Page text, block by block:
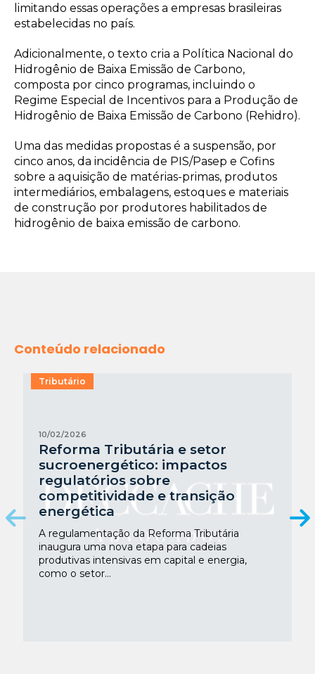
limitando essas operações a empresas brasileiras
estabelecidas no país.
Adicionalmente, o texto cria a Política Nacional do
Hidrogênio de Baixa Emissão de Carbono,
composta por cinco programas, incluindo o
Regime Especial de Incentivos para a Produção de
Hidrogênio de Baixa Emissão de Carbono (Rehidro).
Uma das medidas propostas é a suspensão, por
cinco anos, da incidência de PIS/Pasep e Cofins
sobre a aquisição de matérias-primas, produtos
intermediários, embalagens, estoques e materiais
de construção por produtores habilitados de
hidrogênio de baixa emissão de carbono.
Conteúdo relacionado
Tributário
10/02/2026
Reforma Tributária e setor
sucroenergético: impactos
regulatórios sobre
competitividade e transição
energética
A regulamentação da Reforma Tributária
inaugura uma nova etapa para cadeias
produtivas intensivas em capital e energia,
como o setor...